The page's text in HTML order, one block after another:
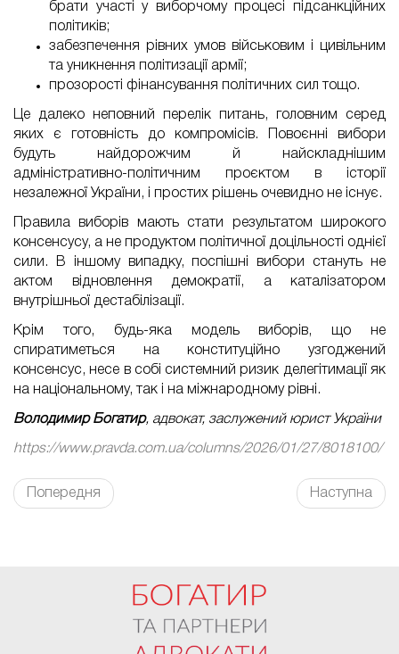
брати участі у виборчому процесі підсанкційних
політиків;
забезпечення рівних умов військовим і цивільним
та уникнення політизації армії;
прозорості фінансування політичних сил тощо.
Це далеко неповний перелік питань, головним серед
яких є готовність до компромісів. Повоєнні вибори
будуть найдорожчим й найскладнішим
адміністративно-політичним проєктом в історії
незалежної України, і простих рішень очевидно не існує.
Правила виборів мають стати результатом широкого
консенсусу, а не продуктом політичної доцільності однієї
сили. В іншому випадку, поспішні вибори стануть не
актом відновлення демократії, а каталізатором
внутрішньої дестабілізації.
Крім того, будь-яка модель виборів, що не
спиратиметься на конституційно узгоджений
консенсус, несе в собі системний ризик делегітимації як
на національному, так і на міжнародному рівні.
Володимир Богатир, адвокат, заслужений юрист України
https://www.pravda.com.ua/columns/2026/01/27/8018100/
Попередня Наступна